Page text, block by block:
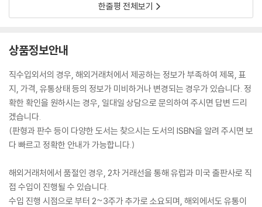
한줄평 전체보기
상품정보안내
직수입외서의 경우, 해외거래처에서 제공하는 정보가 부족하여 제목, 표
지, 가격, 유통상태 등의 정보가 미비하거나 변경되는 경우가 있습니다. 정
확한 확인을 원하시는 경우, 일대일 상담으로 문의하여 주시면 답변 드리
겠습니다.
(판형과 판수 등이 다양한 도서는 찾으시는 도서의 ISBN을 알려 주시면 보
다 빠르고 정확한 안내가 가능합니다.)
해외거래처에서 품절인 경우, 2차 거래선을 통해 유럽과 미국 출판사로 직
접 수입이 진행될 수 있습니다.
수입 진행 시점으로 부터 2~3주가 추가로 소요되며, 해외에서도 유통이